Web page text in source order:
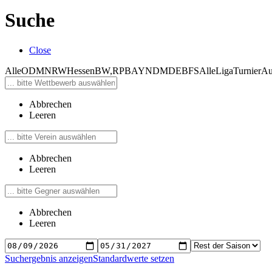
Suche
Close
AlleODMNRWHessenBW,RPBAYNDMDEBFSAlleLigaTurnier
Abbrechen
Leeren
Abbrechen
Leeren
Abbrechen
Leeren
Suchergebnis anzeigenStandardwerte setzen